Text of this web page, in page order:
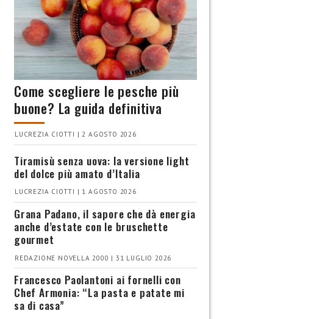
Come scegliere le pesche più
buone? La guida definitiva
LUCREZIA CIOTTI | 2 AGOSTO 2026
Tiramisù senza uova: la versione light
del dolce più amato d’Italia
LUCREZIA CIOTTI | 1 AGOSTO 2026
Grana Padano, il sapore che dà energia
anche d’estate con le bruschette
gourmet
REDAZIONE NOVELLA 2000 | 31 LUGLIO 2026
Francesco Paolantoni ai fornelli con
Chef Armonia: “La pasta e patate mi
sa di casa”